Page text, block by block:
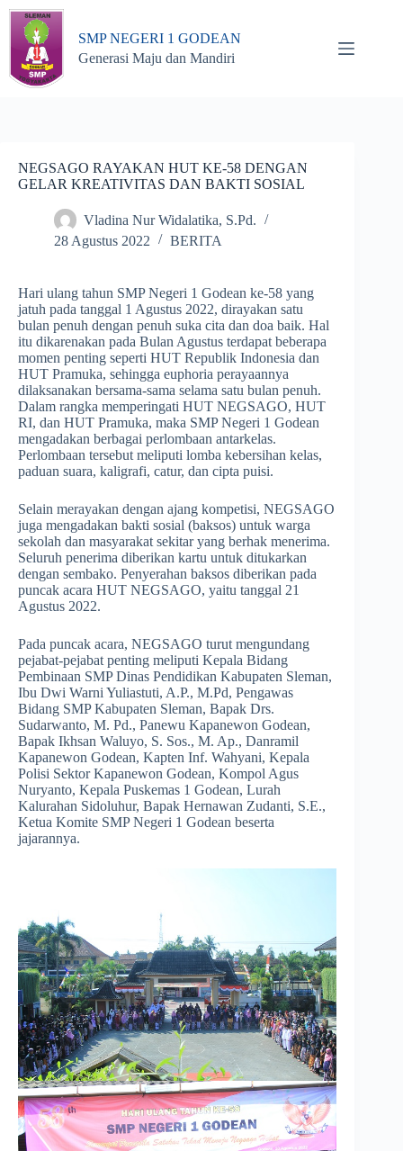
Skip
content
SMP NEGERI 1 GODEAN
Generasi Maju dan Mandiri
NEGSAGO RAYAKAN HUT KE-58 DENGAN
GELAR KREATIVITAS DAN BAKTI SOSIAL
Vladina Nur Widalatika, S.Pd.
28 Agustus 2022
BERITA
Hari ulang tahun SMP Negeri 1 Godean ke-58 yang
jatuh pada tanggal 1 Agustus 2022, dirayakan satu
bulan penuh dengan penuh suka cita dan doa baik. Hal
itu dikarenakan pada Bulan Agustus terdapat beberapa
momen penting seperti HUT Republik Indonesia dan
HUT Pramuka, sehingga euphoria perayaannya
dilaksanakan bersama-sama selama satu bulan penuh.
Dalam rangka memperingati HUT NEGSAGO, HUT
RI, dan HUT Pramuka, maka SMP Negeri 1 Godean
mengadakan berbagai perlombaan antarkelas.
Perlombaan tersebut meliputi lomba kebersihan kelas,
paduan suara, kaligrafi, catur, dan cipta puisi.
Selain merayakan dengan ajang kompetisi, NEGSAGO
juga mengadakan bakti sosial (baksos) untuk warga
sekolah dan masyarakat sekitar yang berhak menerima.
Seluruh penerima diberikan kartu untuk ditukarkan
dengan sembako. Penyerahan baksos diberikan pada
puncak acara HUT NEGSAGO, yaitu tanggal 21
Agustus 2022.
Pada puncak acara, NEGSAGO turut mengundang
pejabat-pejabat penting meliputi Kepala Bidang
Pembinaan SMP Dinas Pendidikan Kabupaten Sleman,
Ibu Dwi Warni Yuliastuti, A.P., M.Pd, Pengawas
Bidang SMP Kabupaten Sleman, Bapak Drs.
Sudarwanto, M. Pd., Panewu Kapanewon Godean,
Bapak Ikhsan Waluyo, S. Sos., M. Ap., Danramil
Kapanewon Godean, Kapten Inf. Wahyani, Kepala
Polisi Sektor Kapanewon Godean, Kompol Agus
Nuryanto, Kepala Puskemas 1 Godean, Lurah
Kalurahan Sidoluhur, Bapak Hernawan Zudanti, S.E.,
Ketua Komite SMP Negeri 1 Godean beserta
jajarannya.